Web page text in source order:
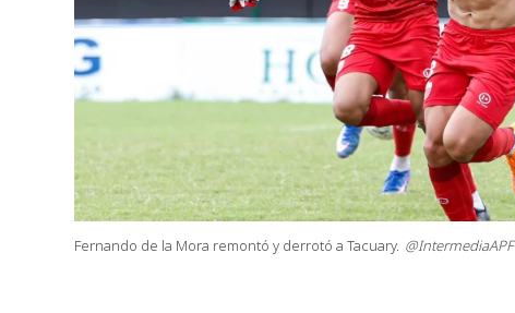
Fernando de la Mora remontó y derrotó a Tacuary. @IntermediaAPF